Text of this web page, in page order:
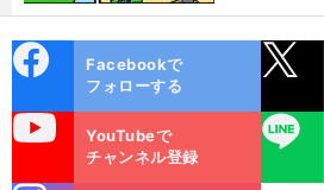
ok
Facebookで
フォローする
YouTubeで
チャンネル登録
LINE